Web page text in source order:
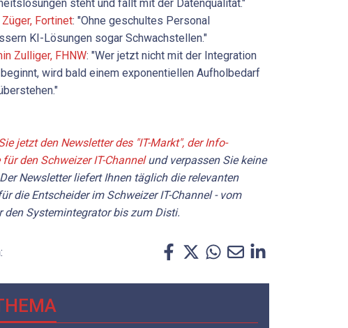
steht und fällt mit der Datenqualität."
Fortinet: "Ohne geschultes Personal
KI-Lösungen sogar Schwachstellen."
Zulliger, FHNW: "Wer jetzt nicht mit der Integration
wird bald einem exponentiellen Aufholbedarf
jetzt den Newsletter des "IT-Markt", der Info-
den Schweizer IT-Channelund verpassen Sie keine
Newsletter liefert Ihnen täglich die relevanten
die Entscheider im Schweizer IT-Channel - vom
den Systemintegrator bis zum Disti.